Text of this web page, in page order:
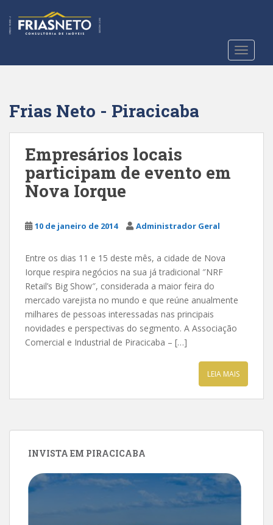
t
Frias Neto - Piracicaba
Empresários locais
participam de evento em
Nova Iorque
10 de janeiro de 2014 Administrador Geral
Entre os dias 11 e 15 deste mês, a cidade de Nova
Iorque respira negócios na sua já tradicional ″NRF
Retail’s Big Show″, considerada a maior feira do
mercado varejista no mundo e que reúne anualmente
milhares de pessoas interessadas nas principais
novidades e perspectivas do segmento. A Associação
Comercial e Industrial de Piracicaba – […]
LEIA MAIS
INVISTA EM PIRACICABA